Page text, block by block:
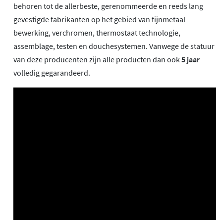
behoren tot de allerbeste, gerenommeerde en reeds lang
gevestigde fabrikanten op het gebied van fijnmetaal
bewerking, verchromen, thermostaat technologie,
assemblage, testen en douchesystemen. Vanwege de statuur
van deze producenten zijn alle producten dan ook5 jaar
volledig gegarandeerd.